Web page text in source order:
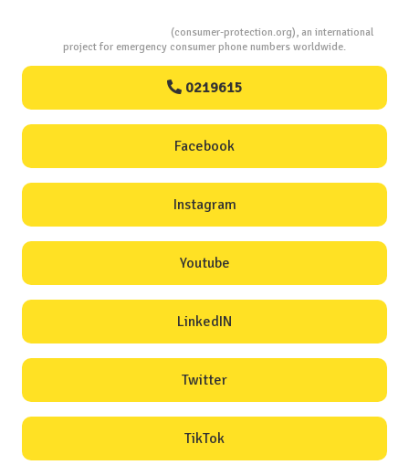
(consumer-protection.org), an international
project for emergency consumer phone numbers worldwide.
0219615
Facebook
Instagram
Youtube
LinkedIN
Twitter
TikTok